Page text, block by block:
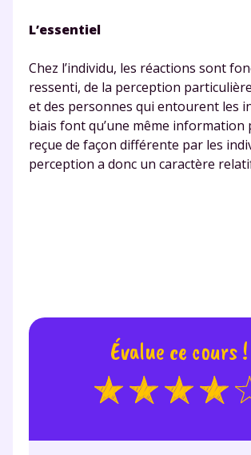
L’essentiel
Chez l’individu, les réactions sont
ressenti, de la perception
et des personnes qui entourent les
biais font qu’une même information
reçue de façon différente par les
perception a donc un caractère
Évalue ce cours !
désinscription présent dans chaque
personnelles et pour exercer vos droits,
consulternotre charte.